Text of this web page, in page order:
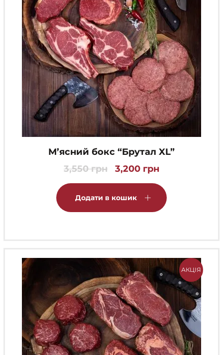
М’ясний бокс “Брутал XL”
3,550грн
Оригінальна
ціна:
3,550 грн.
3,200 грн
3,200 грн.
Додати в кошик
АКЦІЯ